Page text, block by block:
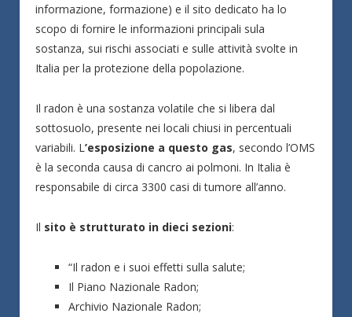
informazione, formazione) e il sito dedicato ha lo
scopo di fornire le informazioni principali sula
sostanza, sui rischi associati e sulle attività svolte in
Italia per la protezione della popolazione.
Il radon è una sostanza volatile che si libera dal
sottosuolo, presente nei locali chiusi in percentuali
variabili. L’esposizione a questo gas, secondo l’OMS
è la seconda causa di cancro ai polmoni. In Italia è
responsabile di circa 3300 casi di tumore all’anno.
Il sito è strutturato in dieci sezioni:
“Il radon e i suoi effetti sulla salute;
Il Piano Nazionale Radon;
Archivio Nazionale Radon;